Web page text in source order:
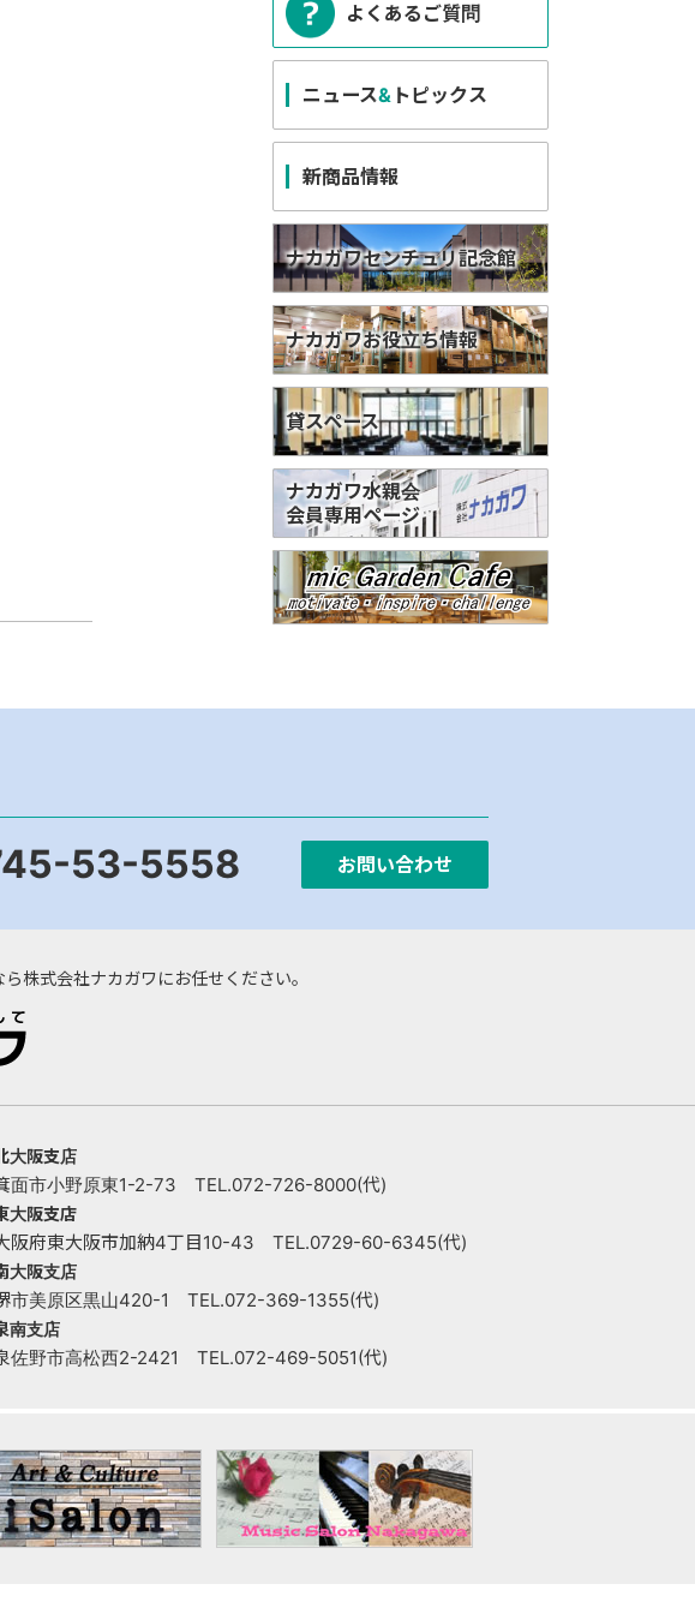
よくあるご質問
ニュース& トピックス
新商品情報
ナカガワセンチュリ記念館
ナカガワお役立ち情報
貸スペース
ナカガワ水親会
会員専用ページ
53-5558 お問い合わせ
株式会社ナカガワにお任せください。
大阪支店
面市小野原東1-2-73 TEL.072-726-8000(代)
大阪支店
阪府東大阪市加納4丁目10-43 TEL.0729-60-6345(代)
大阪支店
市美原区黒山420-1 TEL.072-369-1355(代)
南支店
佐野市高松西2-2421 TEL.072-469-5051(代)